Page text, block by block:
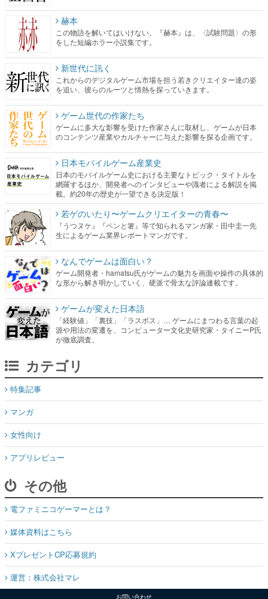
赫本
この物語を解いてはいけない。『赫本』は、〈試験問題〉の形
をした短編ホラー小説集です。
新世代に訊く
これからのデジタルゲーム市場を担う若きクリエイター達の姿
を追い、彼らのルーツと情熱を探っていきます。
ゲーム世代の作家たち
ゲームに多大な影響を受けた作家さんに取材し、ゲームが日本
のコンテンツ産業やカルチャーに与えた影響を探る企画です。
日本モバイルゲーム産業史
日本のモバイルゲーム史における主要なトピック・タイトルを
網羅するほか、開発者へのインタビューや識者による解説を掲
載。約20年の歴史が一望できる決定版！
若ゲのいたり〜ゲームクリエイターの青春〜
『うつヌケ』『ペンと箸』等で知られるマンガ家・田中圭一先
生によるゲーム業界レポートマンガです。
なんでゲームは面白い？
ゲーム開発者・hamatsu氏がゲームの魅力を画面や操作の具体的
な形から解き明かしていく、硬派で骨太な評論連載です。
ゲームが変えた日本語
「経験値」「裏技」「ラスボス」… ゲームにまつわる言葉の起
源や用法の変遷を、コンピューター文化史研究家・タイニーP氏
が徹底調査。
カテゴリ
特集記事
マンガ
女性向け
アプリレビュー
その他
電ファミニコゲーマーとは？
媒体資料はこちら
XプレゼントCP応募規約
運営：株式会社マレ
お問い合わせ